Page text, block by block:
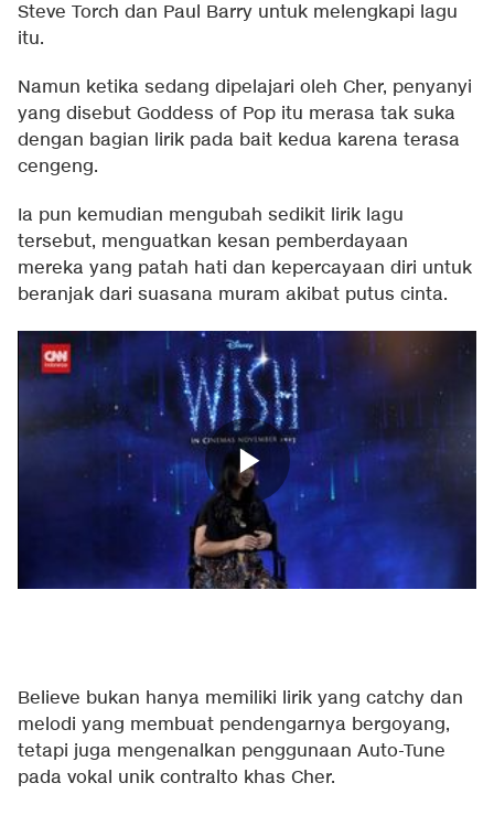
Steve Torch dan Paul Barry untuk melengkapi lagu
itu.
Namun ketika sedang dipelajari oleh Cher, penyanyi
yang disebut Goddess of Pop itu merasa tak suka
dengan bagian lirik pada bait kedua karena terasa
cengeng.
Ia pun kemudian mengubah sedikit lirik lagu
tersebut, menguatkan kesan pemberdayaan
mereka yang patah hati dan kepercayaan diri untuk
beranjak dari suasana muram akibat putus cinta.
Believe bukan hanya memiliki lirik yang catchy dan
melodi yang membuat pendengarnya bergoyang,
tetapi juga mengenalkan penggunaan Auto-Tune
pada vokal unik contralto khas Cher.